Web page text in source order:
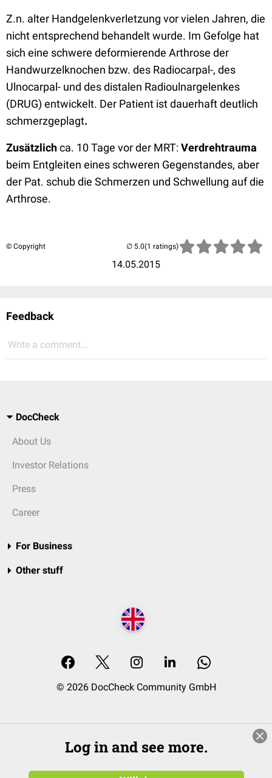
Z.n. alter Handgelenkverletzung vor vielen Jahren, die
nicht entsprechend behandelt wurde. Im Gefolge hat
sich eine schwere deformierende Arthrose der
Handwurzelknochen bzw. des Radiocarpal-, des
Ulnocarpal- und des distalen Radioulnargelenkes
(DRUG) entwickelt. Der Patient ist dauerhaft deutlich
schmerzgeplagt.
Zusätzlichca. 10 Tage vor der MRT:Verdrehtrauma
beim Entgleiten eines schweren Gegenstandes, aber
der Pat. schub die Schmerzen und Schwellung auf die
Arthrose.
© Copyright
14.05.2015
(1 ratings)
Feedback
Write a comment...
DocCheck
About Us
Investor Relations
Press
Career
For Business
Other stuff
© 2026 DocCheck Community GmbH
Log in and see more.